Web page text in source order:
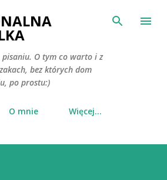
do głównej zawartości
pisaniu. O tym co warto i z
bez których dom
po prostu:)
O mnie Więcej…